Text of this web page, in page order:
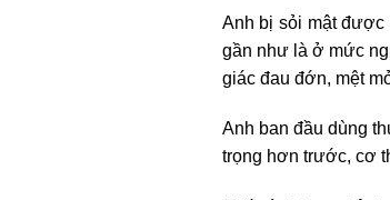
Anh bị sỏi mật được
gần như là ở mức
giác đau đớn, mệt
Anh ban đầu dùng
trọng hơn trước, cơ